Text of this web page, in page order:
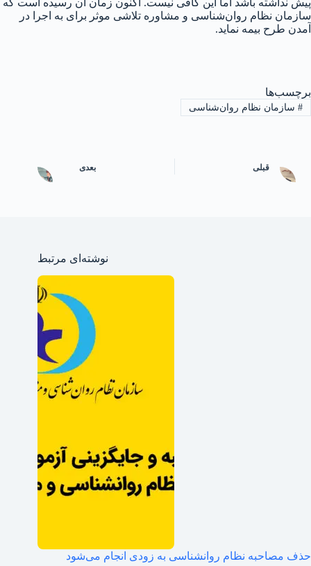
سازمان نظام روان‌شناسی و مشاوره تلاشی موثر برای به اجرا در
آمدن طرح بیمه نماید.
برچسب‌ها
#سازمان نظام روان‌شناسی
قبلی بعدی
نوشته‌ای مرتبط
حذف مصاحبه نظام روانشناسی به زودی انجام می‌شود